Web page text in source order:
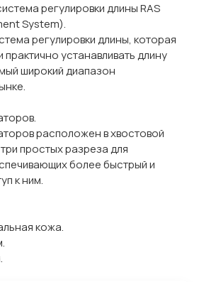
регулировки длины RAS
System).
регулировки длины, которая
практично устанавливать длину
широкий диапазон
расположен в хвостовой
простых разреза для
более быстрый и
к ним.
кожа.